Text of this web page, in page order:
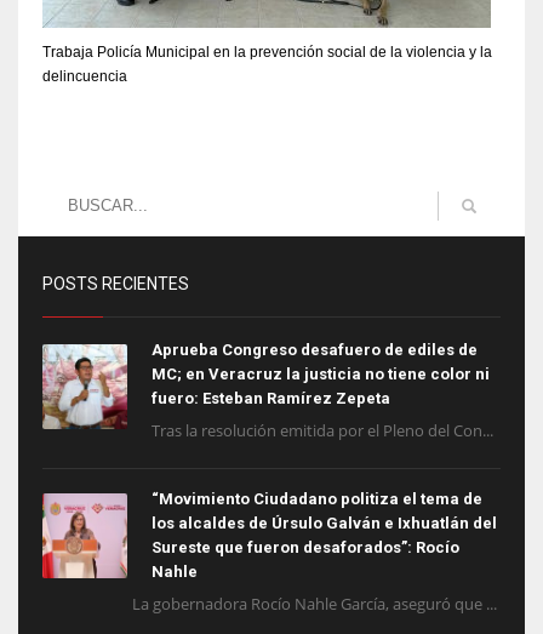
Trabaja Policía Municipal en la prevención social de la violencia y la
delincuencia
POSTS RECIENTES
Aprueba Congreso desafuero de ediles de
MC; en Veracruz la justicia no tiene color ni
fuero: Esteban Ramírez Zepeta
Tras la resolución emitida por el Pleno del Con...
“Movimiento Ciudadano politiza el tema de
los alcaldes de Úrsulo Galván e Ixhuatlán del
Sureste que fueron desaforados”: Rocío
Nahle
La gobernadora Rocío Nahle García, aseguró que ...